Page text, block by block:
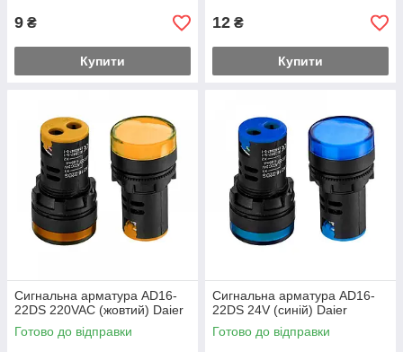
9 ₴
Купити
12 ₴
Купити
Сигнальна арматура AD16-
22DS 220VAC (жовтий) Daier
Готово до відправки
Сигнальна арматура AD16-
22DS 24V (синій) Daier
Готово до відправки